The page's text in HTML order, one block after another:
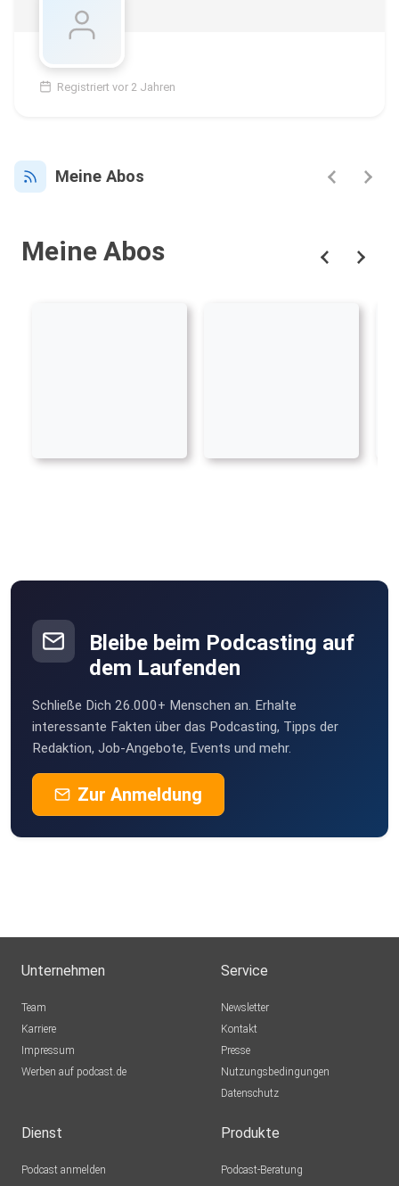
Registriert vor 2 Jahren
Meine Abos
Meine Abos
Bleibe beim Podcasting auf
dem Laufenden
Schließe Dich 26.000+ Menschen an. Erhalte
interessante Fakten über das Podcasting, Tipps der
Redaktion, Job-Angebote, Events und mehr.
Zur Anmeldung
Unternehmen
Team
Karriere
Impressum
Werben auf podcast.de
Service
Newsletter
Kontakt
Presse
Nutzungsbedingungen
Datenschutz
Dienst
Podcast anmelden
Produkte
Podcast-Beratung